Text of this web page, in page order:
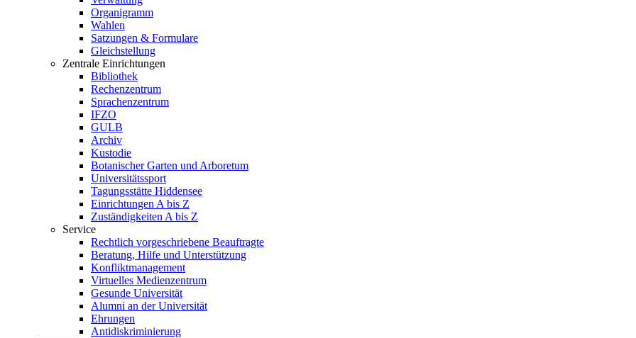
Organigramm
Wahlen
Satzungen & Formulare
Gleichstellung
Zentrale Einrichtungen
Bibliothek
Rechenzentrum
Sprachenzentrum
IFZO
GULB
Archiv
Kustodie
Botanischer Garten und Arboretum
Universitätssport
Tagungsstätte Hiddensee
Einrichtungen A bis Z
Zuständigkeiten A bis Z
Service
Rechtlich vorgeschriebene Beauftragte
Beratung, Hilfe und Unterstützung
Konfliktmanagement
Virtuelles Medienzentrum
Gesunde Universität
Alumni an der Universität
Ehrungen
Antidiskriminierung